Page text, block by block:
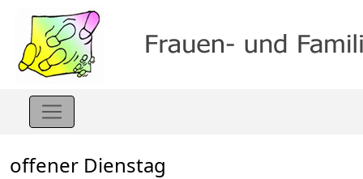
offener Dienstag